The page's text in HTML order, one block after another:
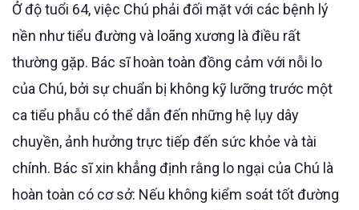
Ở độ tuổi 64, việc Chú phải đối mặt với các bệnh lý
nền như tiểu đường và loãng xương là điều rất
thường gặp. Bác sĩ hoàn toàn đồng cảm với nỗi lo
của Chú, bởi sự chuẩn bị không kỹ lưỡng trước một
ca tiểu phẫu có thể dẫn đến những hệ lụy dây
chuyền, ảnh hưởng trực tiếp đến sức khỏe và tài
chính. Bác sĩ xin khẳng định rằng lo ngại của Chú là
hoàn toàn có cơ sở: Nếu không kiểm soát tốt đường